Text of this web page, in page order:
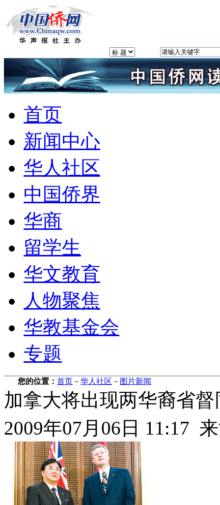
首页
新闻中心
华人社区
中国侨界
华商
留学生
华文教育
人物聚焦
华教基金会
专题
您的位置： 首页 － 华人社区 － 图片新闻
加拿大将出现两华裔省
2009年07月06日 11:17